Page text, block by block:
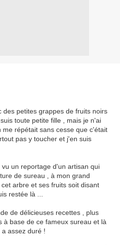
des petites grappes de fruits noirs
toute petite fille , mais je n'ai
répétait sans cesse que c'était
pas y toucher et j'en suis
un reportage d'un artisan qui
de sureau , à mon grand
arbre et ses fruits soit disant
restée là ...
de délicieuses recettes , plus
à base de ce fameux sureau et là
assez duré !